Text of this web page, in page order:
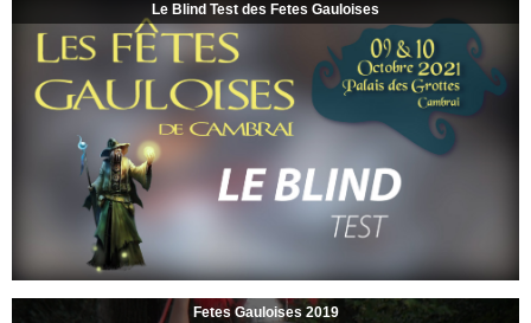
Le Blind Test des Fetes Gauloises
Fetes Gauloises 2019